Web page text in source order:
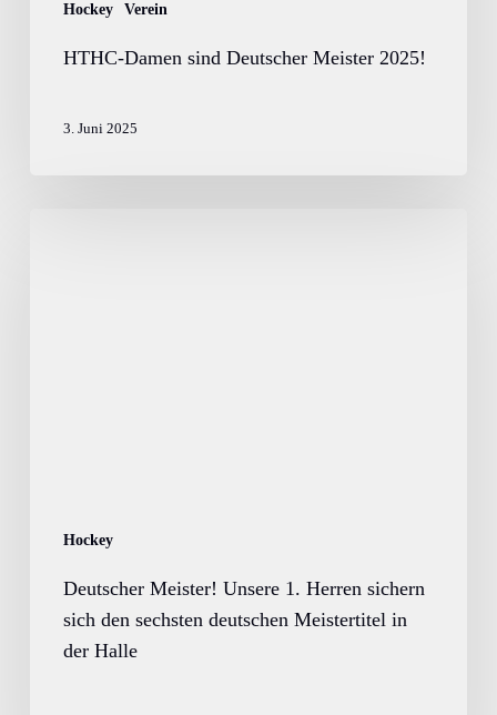
Hockey Verein
HTHC-Damen sind Deutscher Meister 2025!
3. Juni 2025
Hockey
HalleDeutscher Meister! Unsere 1. Herren sichern
sich den sechsten deutschen Meistertitel in
der Halle